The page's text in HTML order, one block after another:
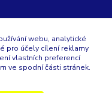
webu, analytické
pro účely cílení reklamy
vlastních preferencí
ve spodní části stránek.